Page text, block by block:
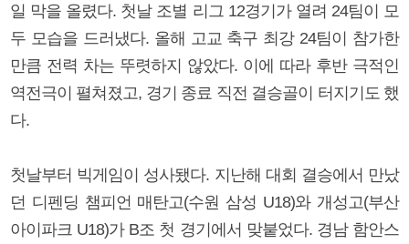
일 막을 올렸다. 첫날 조별 리그 12경기가 열려 24팀이 모
두 모습을 드러냈다. 올해 고교 축구 최강 24팀이 참가한
만큼 전력 차는 뚜렷하지 않았다. 이에 따라 후반 극적인
역전극이 펼쳐졌고, 경기 종료 직전 결승골이 터지기도 했
다.
첫날부터 빅게임이 성사됐다. 지난해 대회 결승에서 만났
던 디펜딩 챔피언 매탄고(수원 삼성 U18)와 개성고(부산
아이파크 U18)가 B조 첫 경기에서 맞붙었다. 경남 함안스